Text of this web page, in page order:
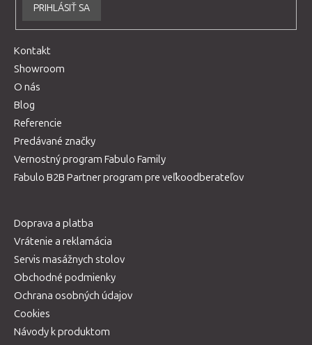
PRIHLÁSIŤ SA
Kontakt
Showroom
O nás
Blog
Referencie
Predávané značky
Vernostný program Fabulo Family
Fabulo B2B Partner program pre veľkoodberateľov
Doprava a platba
Vrátenie a reklamácia
Servis masážnych stolov
Obchodné podmienky
Ochrana osobných údajov
Cookies
Návody k produktom